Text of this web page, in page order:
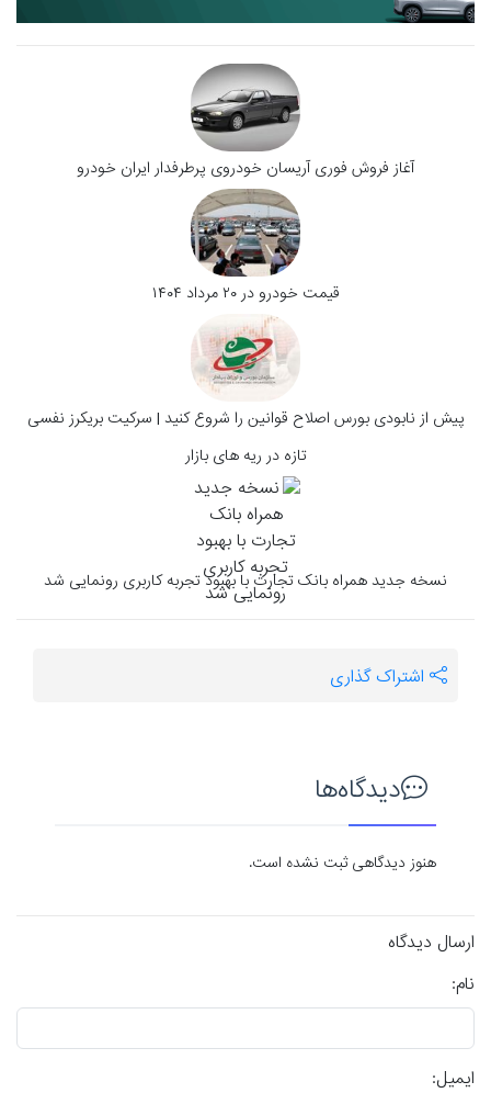
آغاز فروش فوری آریسان خودروی پرطرفدار ایران خودرو
قیمت خودرو در ۲۰ مرداد ۱۴۰۴
پیش از نابودی بورس اصلاح قوانین را شروع کنید | سرکیت بریکرز نفسی
تازه در ریه های بازار
نسخه جدید همراه بانک تجارت با بهبود تجربه کاربری رونمایی شد
اشتراک گذاری
دیدگاه‌ها
هنوز دیدگاهی ثبت نشده است.
ارسال دیدگاه
نام:
ایمیل: